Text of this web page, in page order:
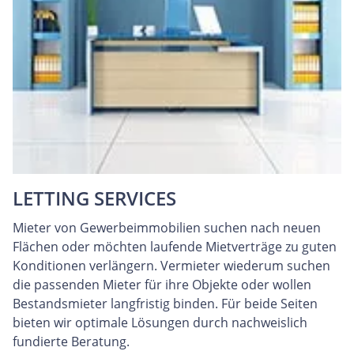
LETTING SERVICES
Mieter von Gewerbeimmobilien suchen nach neuen
Flächen oder möchten laufende Mietverträge zu guten
Konditionen verlängern. Vermieter wiederum suchen
die passenden Mieter für ihre Objekte oder wollen
Bestandsmieter langfristig binden. Für beide Seiten
bieten wir optimale Lösungen durch nachweislich
fundierte Beratung.